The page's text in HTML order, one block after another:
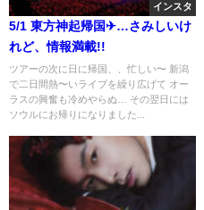
インスタ
5/1 東方神起帰国✈…さみしいけ
れど、情報満載!!
ツアーの次に日に帰国、、忙しい〜 新潟
で二日間熱〜いライブを繰り広げて オー
ラスの興奮も冷めやらぬ… その翌日には
ソウルにお帰りになりました...